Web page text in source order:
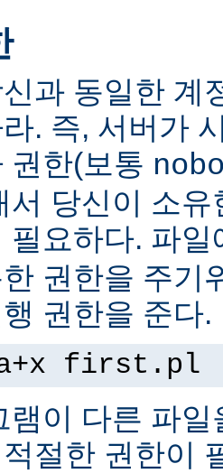
과 동일한 계
. 즉, 서버가
권한(보통
서 당신이 소
필요하다. 파
권한을 주기
권한을 준다.
a+x first.pl
램이 다른 파
절한 권한이